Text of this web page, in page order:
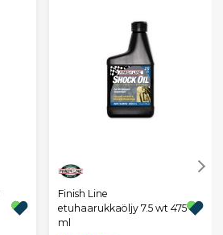
Finish Line
etuhaarukkaöljy 7.5 wt 475
ml